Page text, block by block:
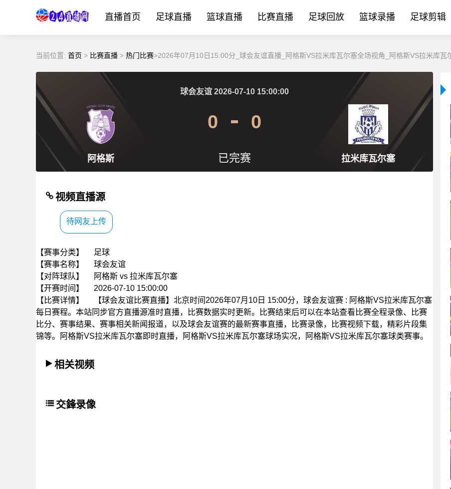
直播首页 足球直播 篮球直播 比赛直播 足球回放 篮球录播 足球剪辑
当前位置: 首页 > 比赛直播 > 热门比赛>2026年07月10日15:00分_球会友谊直播_阿格斯VS拉米库瓦尔塞全场视角_阿格斯VS拉米库瓦
阿格斯 拉米库瓦尔塞
球会友谊 2026-07-10 15:00:00
0 0
已完赛
视频直播源
待网友上传
【赛事分类】
足球
【赛事名称】
球会友谊
【对阵球队】
阿格斯 vs 拉米库瓦尔塞
【开赛时间】
2026-07-10 15:00:00
【比赛详情】
【球会友谊比赛直播】北京时间2026年07月10日 15:00分，球会友谊赛 : 阿格斯VS拉米库瓦尔塞
每日赛程。本站同步官方直播源准时直播，比赛数据实时更新。比赛结束后可以在本站查看比赛全程录像、比赛
比分、赛事结果、赛事相关新闻报道，以及球会友谊赛的最新赛事直播，比赛录像，比赛视频下载，精彩片段集
锦等。阿格斯VS拉米库瓦尔塞即时直播，阿格斯VS拉米库瓦尔塞球场实况，阿格斯VS拉米库瓦尔塞球类赛事。
相关视频
交鋒录像